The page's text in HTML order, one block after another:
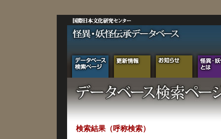
検索結果（呼称検索）